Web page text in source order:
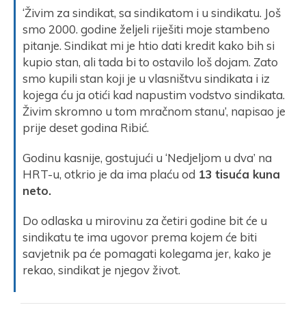
‘Ži­vim za sin­di­kat, sa sin­di­ka­tom i u sin­di­ka­tu. Još
smo 2000. go­di­ne že­lje­li ri­ješi­ti mo­je stam­be­no
pi­ta­nje. Sin­di­kat mi je htio da­ti kre­dit ka­ko bih si
ku­pio stan, ali ta­da bi to osta­vi­lo loš do­jam. Za­to
smo ku­pi­li stan ko­ji je u vla­sništvu sin­di­ka­ta i iz
ko­je­ga ću ja oti­ći kad na­pu­stim vod­stvo sin­di­ka­ta.
Ži­vim skro­mno u tom mra­čnom sta­nu’, napisao je
prije deset godina Ribić.
Godinu kasnije, gostujući u ‘Nedjeljom u dva’ na
HRT-u, otkrio je da ima plaću od 13 tisuća kuna
neto.
Do odlaska u mirovinu za četiri godine bit će u
sindikatu te ima ugovor prema kojem će biti
savjetnik pa će pomagati kolegama jer, kako je
rekao, sindikat je njegov život.